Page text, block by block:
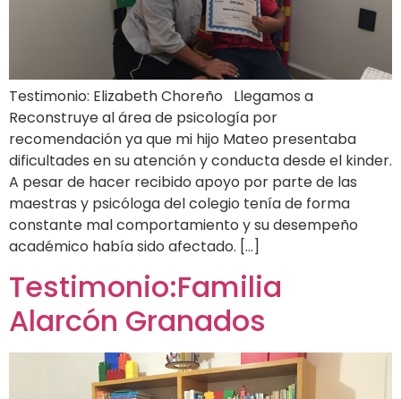
Testimonio: Elizabeth Choreño Llegamos a
Reconstruye al área de psicología por
recomendación ya que mi hijo Mateo presentaba
dificultades en su atención y conducta desde el kinder.
A pesar de hacer recibido apoyo por parte de las
maestras y psicóloga del colegio tenía de forma
constante mal comportamiento y su desempeño
académico había sido afectado. […]
Testimonio:Familia
Alarcón Granados